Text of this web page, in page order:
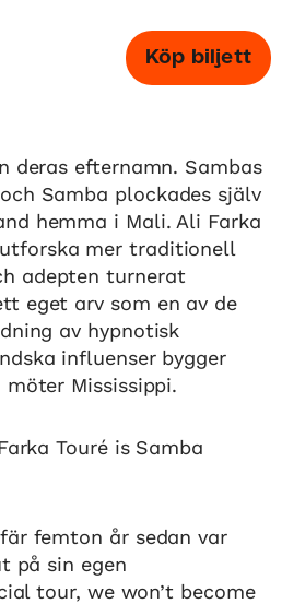
Köp biljett
deras efternamn. Sambas
Samba plockades själv
hemma i Mali. Ali Farka
mer traditionell
adepten turnerat
eget arv som en av de
av hypnotisk
influenser bygger
Mississippi.
Touré is Samba
femton år sedan var
på sin egen
tour, we won’t become